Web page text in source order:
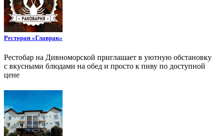
Ресторан «Главрак»
Рестобар на Дивноморской приглашает в уютную обстановку
с вкусными блюдами на обед и просто к пиву по доступной
цене